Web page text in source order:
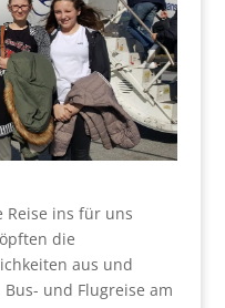
Reise ins für uns
die
aus und
und Flugreise am